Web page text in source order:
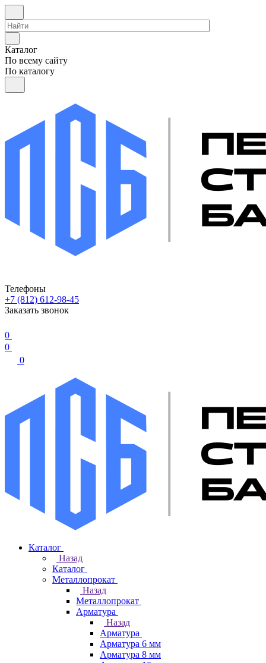
Каталог
По всему сайту
По каталогу
Телефоны
+7 (812) 612-98-45
Заказать звонок
0
0
0
Каталог
Назад
Каталог
Металлопрокат
Назад
Металлопрокат
Арматура
Назад
Арматура
Арматура 6 мм
Арматура 8 мм